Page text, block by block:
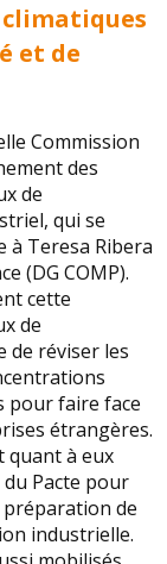
et de
Commission
des
de
qui se
Teresa Ribera
(DG COMP).
cette
de
de réviser les
pour faire face
étrangères.
quant à eux
du Pacte pour
de
industrielle.